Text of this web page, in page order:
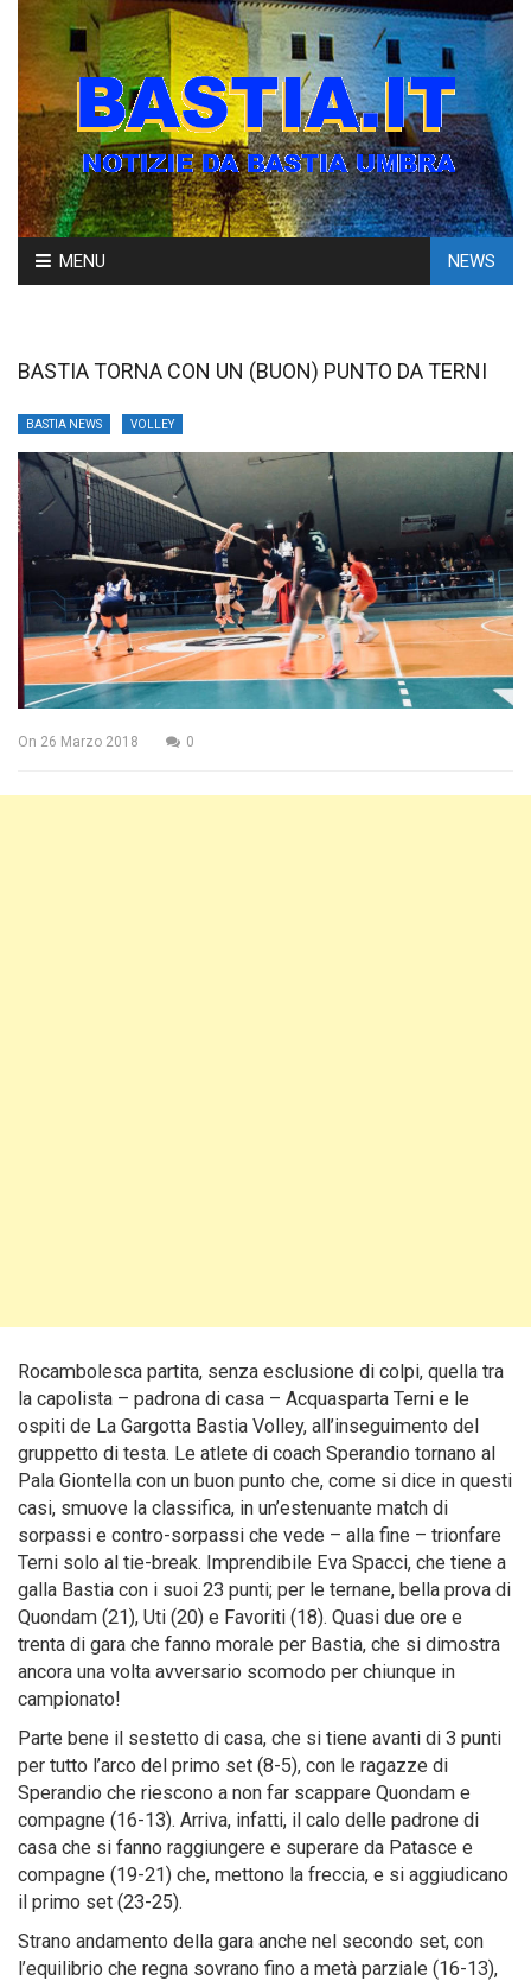
Skip
to
MENU NEWS
BASTIA TORNA CON UN (BUON) PUNTO DA TERNI
BASTIA NEWS VOLLEY
On 26 Marzo 2018 0
Rocambolesca partita, senza esclusione di colpi, quella tra
la capolista – padrona di casa – Acquasparta Terni e le
ospiti de La Gargotta Bastia Volley, all’inseguimento del
gruppetto di testa. Le atlete di coach Sperandio tornano al
Pala Giontella con un buon punto che, come si dice in questi
casi, smuove la classifica, in un’estenuante match di
sorpassi e contro-sorpassi che vede – alla fine – trionfare
Terni solo al tie-break. Imprendibile Eva Spacci, che tiene a
galla Bastia con i suoi 23 punti; per le ternane, bella prova di
Quondam (21), Uti (20) e Favoriti (18). Quasi due ore e
trenta di gara che fanno morale per Bastia, che si dimostra
ancora una volta avversario scomodo per chiunque in
campionato!
Parte bene il sestetto di casa, che si tiene avanti di 3 punti
per tutto l’arco del primo set (8-5), con le ragazze di
Sperandio che riescono a non far scappare Quondam e
compagne (16-13). Arriva, infatti, il calo delle padrone di
casa che si fanno raggiungere e superare da Patasce e
compagne (19-21) che, mettono la freccia, e si aggiudicano
il primo set (23-25).
Strano andamento della gara anche nel secondo set, con
l’equilibrio che regna sovrano fino a metà parziale (16-13),